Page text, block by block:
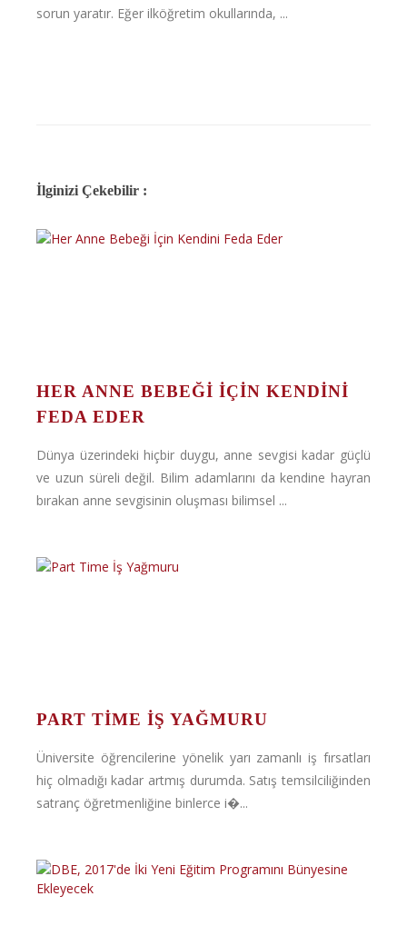
sorun yaratır. Eğer ilköğretim okullarında, ...
İlginizi Çekebilir :
HER ANNE BEBEĞI İÇIN KENDINI
FEDA EDER
Dünya üzerindeki hiçbir duygu, anne sevgisi kadar güçlü
ve uzun süreli değil. Bilim adamlarını da kendine hayran
bırakan anne sevgisinin oluşması bilimsel ...
PART TIME İŞ YAĞMURU
Üniversite öğrencilerine yönelik yarı zamanlı iş fırsatları
hiç olmadığı kadar artmış durumda. Satış temsilciliğinden
satranç öğretmenliğine binlerce i�...